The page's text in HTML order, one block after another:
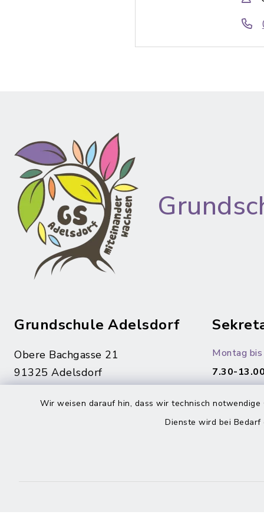
Wir weisen darauf hin, dass wir technisch
Dienste wird bei
Grundschule Adelsdorf
Obere Bachgasse 21
91325 Adelsdorf
09195/94 32-460
Montag
7.30-